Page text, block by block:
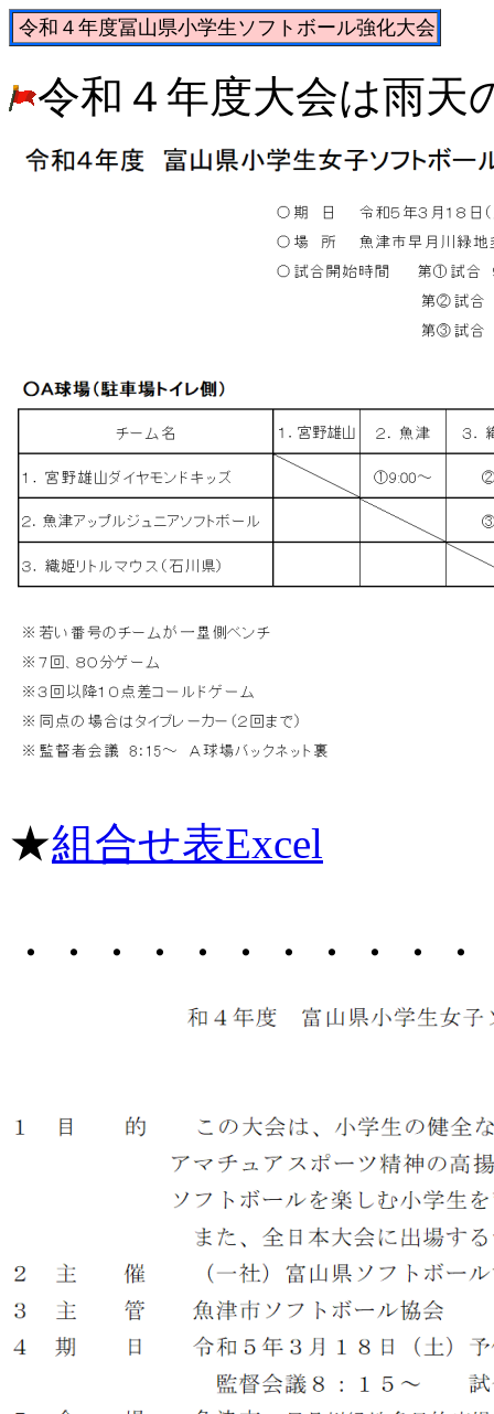
令和４年度冨山県小学生ソフトボール強化大会
令和４年度大会は雨天
★組合せ表Excel
・・・・・・・・・・